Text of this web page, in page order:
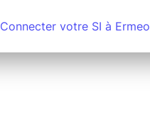
Connecter votre SI à Ermeo